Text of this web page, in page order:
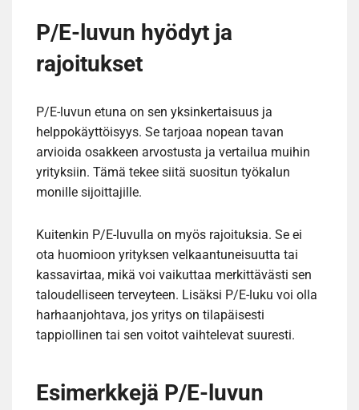
P/E-luvun hyödyt ja
rajoitukset
P/E-luvun etuna on sen yksinkertaisuus ja
helppokäyttöisyys. Se tarjoaa nopean tavan
arvioida osakkeen arvostusta ja vertailua muihin
yrityksiin. Tämä tekee siitä suositun työkalun
monille sijoittajille.
Kuitenkin P/E-luvulla on myös rajoituksia. Se ei
ota huomioon yrityksen velkaantuneisuutta tai
kassavirtaa, mikä voi vaikuttaa merkittävästi sen
taloudelliseen terveyteen. Lisäksi P/E-luku voi olla
harhaanjohtava, jos yritys on tilapäisesti
tappiollinen tai sen voitot vaihtelevat suuresti.
Esimerkkejä P/E-luvun